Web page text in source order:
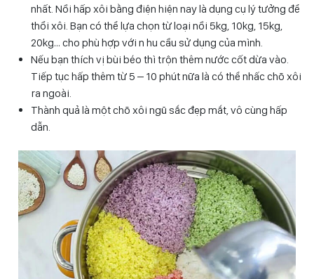
nhất. Nồi hấp xôi bằng điện hiện nay là dụng cụ lý tưởng để
thổi xôi. Bạn có thể lựa chọn từ loại nồi 5kg, 10kg, 15kg,
20kg… cho phù hợp với n hu cầu sử dụng của mình.
Nếu bạn thích vị bùi béo thì trộn thêm nước cốt dừa vào.
Tiếp tục hấp thêm từ 5 – 10 phút nữa là có thể nhấc chõ xôi
ra ngoài.
Thành quả là một chõ xôi ngũ sắc đẹp mắt, vô cùng hấp
dẫn.